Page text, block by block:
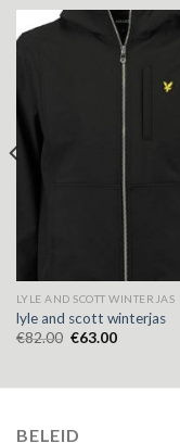
LYLE AND SCOTT WINTERJAS
lyle and scott winterjas
€82.00 €63.00
BELEID